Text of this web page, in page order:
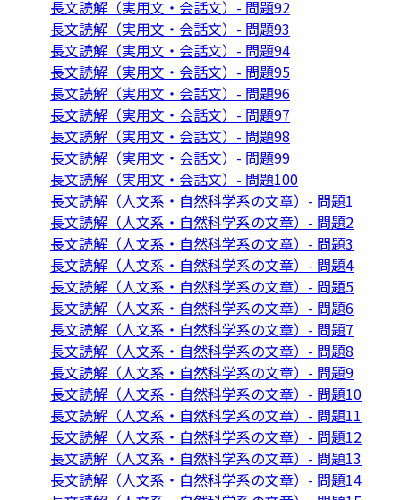
長文読解（実用文・会話文）- 問題92
長文読解（実用文・会話文）- 問題93
長文読解（実用文・会話文）- 問題94
長文読解（実用文・会話文）- 問題95
長文読解（実用文・会話文）- 問題96
長文読解（実用文・会話文）- 問題97
長文読解（実用文・会話文）- 問題98
長文読解（実用文・会話文）- 問題99
長文読解（実用文・会話文）- 問題100
長文読解（人文系・自然科学系の文章）- 問題1
長文読解（人文系・自然科学系の文章）- 問題2
長文読解（人文系・自然科学系の文章）- 問題3
長文読解（人文系・自然科学系の文章）- 問題4
長文読解（人文系・自然科学系の文章）- 問題5
長文読解（人文系・自然科学系の文章）- 問題6
長文読解（人文系・自然科学系の文章）- 問題7
長文読解（人文系・自然科学系の文章）- 問題8
長文読解（人文系・自然科学系の文章）- 問題9
長文読解（人文系・自然科学系の文章）- 問題10
長文読解（人文系・自然科学系の文章）- 問題11
長文読解（人文系・自然科学系の文章）- 問題12
長文読解（人文系・自然科学系の文章）- 問題13
長文読解（人文系・自然科学系の文章）- 問題14